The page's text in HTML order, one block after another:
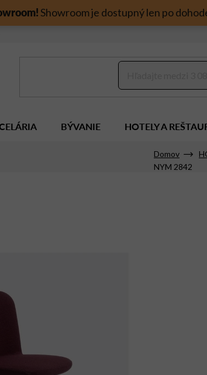
Showroom je dostupný len po
BÝVANIE HOTELY A
Domov
NYM 2842